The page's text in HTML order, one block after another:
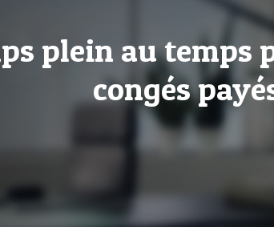
plein au temps
congés